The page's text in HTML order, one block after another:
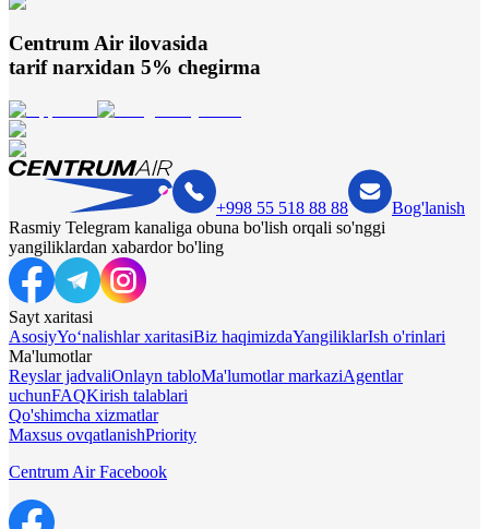
Centrum Air ilovasida
tarif narxidan 5% chegirma
+998 55 518 88 88
Bog'lanish
Rasmiy Telegram kanaliga obuna bo'lish orqali so'nggi
yangiliklardan xabardor bo'ling
Sayt xaritasi
AsosiyYo‘nalishlar xaritasiBiz haqimizdaYangiliklarIsh o'rinlari
Ma'lumotlar
Reyslar jadvaliOnlayn tabloMa'lumotlar markaziAgentlar
uchunFAQKirish talablari
Qo'shimcha xizmatlar
Maxsus ovqatlanishPriority
Centrum Air Facebook